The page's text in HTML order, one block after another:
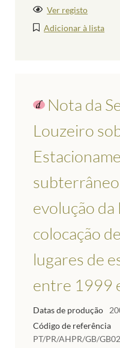
Ver registo
Adicionar à lista
Nota da
Louzeiro
evolução da
colocação
lugares de
entre 1999
Datas de produção
Código de referência
PT/PR/AHPR/GB/